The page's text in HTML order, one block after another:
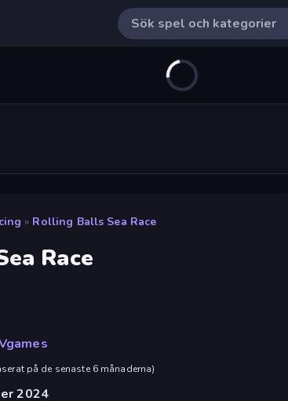
» Rolling Balls Sea Race
Race
på de senaste 6 månaderna)
2024